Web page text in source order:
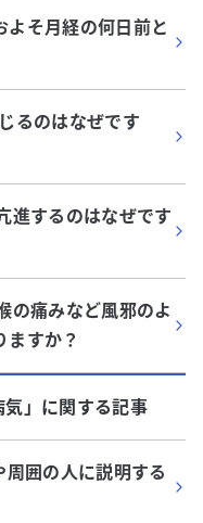
よそ月経の何日前と
るのはなぜです
進するのはなぜです
の痛みなど風邪のよ
ますか？
気」に関する記事
囲の人に説明する